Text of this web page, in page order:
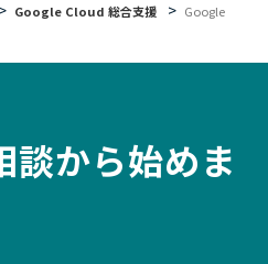
Google Cloud 総合支援
Google
談から始めま